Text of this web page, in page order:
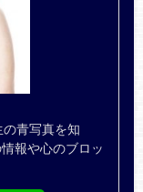
青写真を知
報や心のブロッ